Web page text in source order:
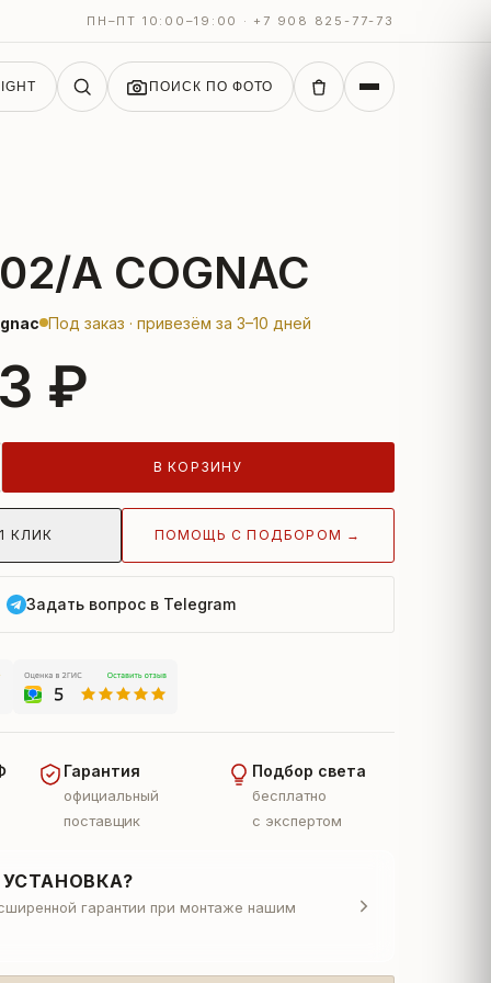
ПН–ПТ 10:00–19:00 · +7 908 825-77-73
ПОИСК ПО ФОТО
А COGNAC
Под заказ · привезём за 3–10 дней
₽
В КОРЗИНУ
КЛИК ПОМОЩЬ С ПОДБОРОМ →
Задать вопрос в Telegram
Гарантия
официальный
поставщик
Подбор света
бесплатно
с экспертом
гарантии при монтаже нашим